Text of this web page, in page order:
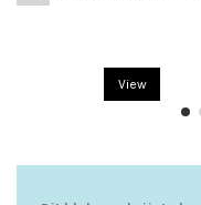
View